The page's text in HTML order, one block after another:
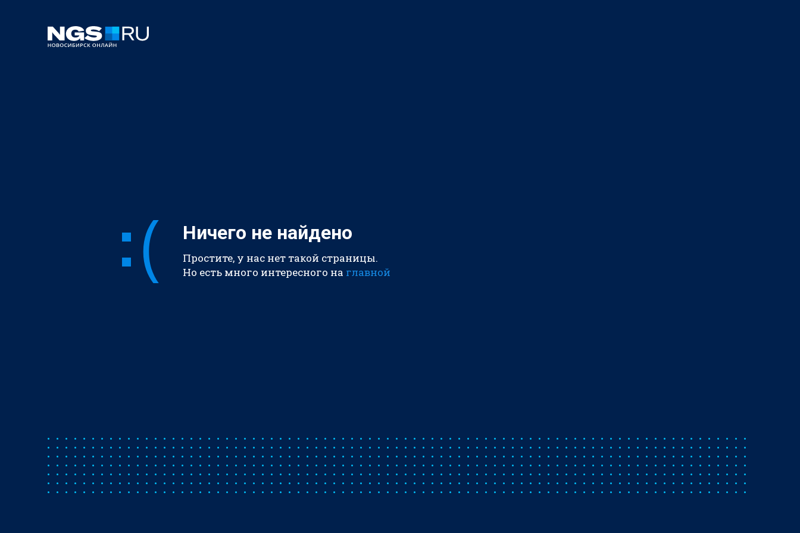
Ничего не найдено
Простите, у нас нет такой страницы.
Но есть много интересного на главной